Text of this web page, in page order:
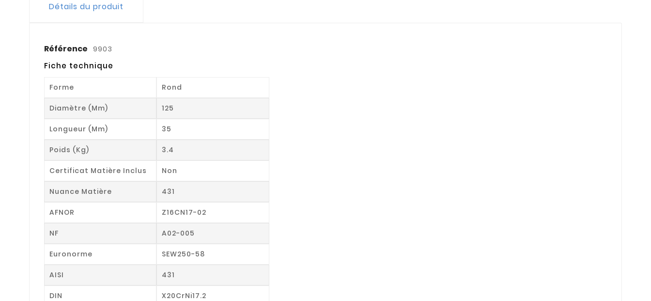
Détails du produit
Référence 9903
Fiche technique
Forme Rond
Diamètre (mm) 125
Longueur (mm) 35
Poids (kg) 3.4
Certificat Matière Inclus Non
Nuance Matière 431
AFNOR Z16CN17-02
NF A02-005
Euronorme SEW250-58
AISI 431
DIN X20CrNi17.2